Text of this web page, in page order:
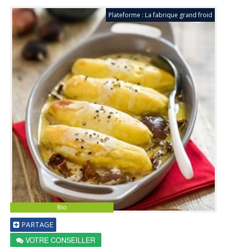
Bio
Plateforme : La fabrique grand froid
PARTAGE
VOTRE CONSEILLER